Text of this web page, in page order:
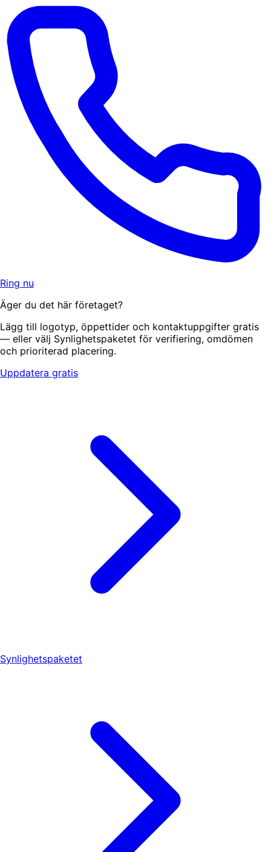
Ring nu
Äger du det här företaget?
Lägg till logotyp, öppettider och kontaktuppgifter gratis
— eller välj Synlighetspaketet för verifiering, omdömen
och prioriterad placering.
Uppdatera gratis
Synlighetspaketet